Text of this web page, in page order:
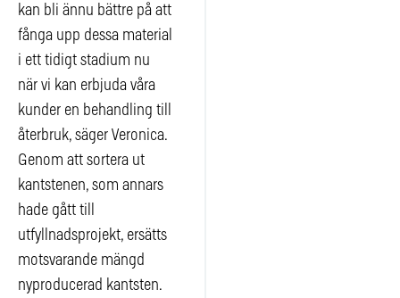
kan bli ännu bättre på att
fånga upp dessa material
i ett tidigt stadium nu
när vi kan erbjuda våra
kunder en behandling till
återbruk, säger Veronica.
Genom att sortera ut
kantstenen, som annars
hade gått till
utfyllnadsprojekt, ersätts
motsvarande mängd
nyproducerad kantsten.